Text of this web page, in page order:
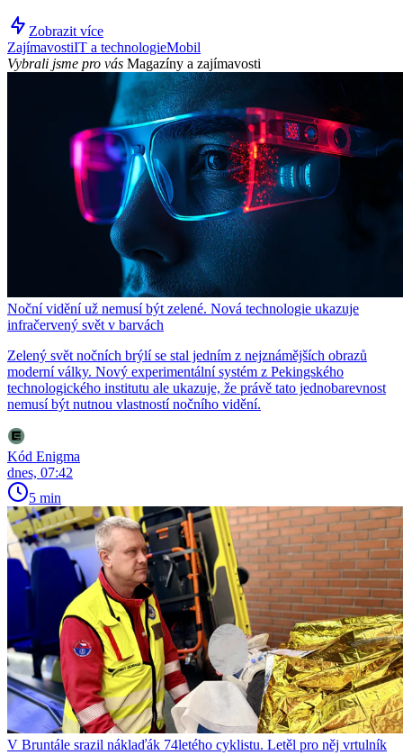
Zobrazit více
ZajímavostiIT a technologieMobil
Vybrali jsme pro vás Magazíny a zajímavosti
Noční vidění už nemusí být zelené. Nová technologie ukazuje
infračervený svět v barvách
Zelený svět nočních brýlí se stal jedním z nejznámějších obrazů
moderní války. Nový experimentální systém z Pekingského
technologického institutu ale ukazuje, že právě tato jednobarevnost
nemusí být nutnou vlastností nočního vidění.
Kód Enigma
dnes, 07:42
5 min
V Bruntále srazil náklaďák 74letého cyklistu. Letěl pro něj vrtulník